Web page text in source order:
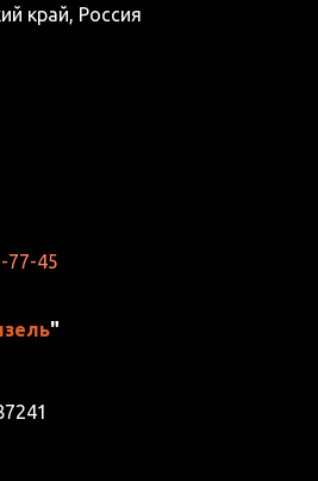
край, Россия
77-45
"